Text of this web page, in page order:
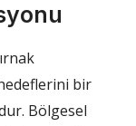
bir
Bölgesel